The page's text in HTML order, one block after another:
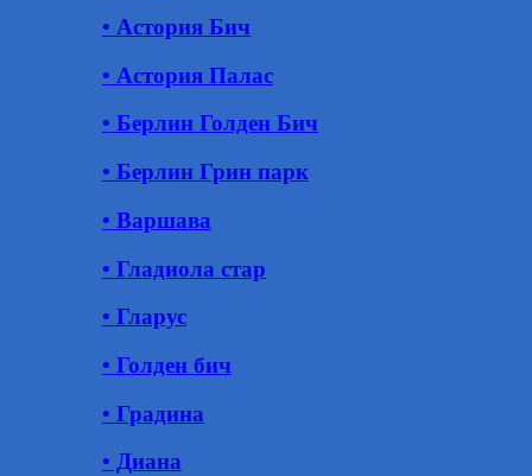
• Астория Бич
• Астория Палас
• Берлин Голден Бич
• Берлин Грин парк
• Варшава
• Гладиола стар
• Гларус
• Голден бич
• Градина
• Диана